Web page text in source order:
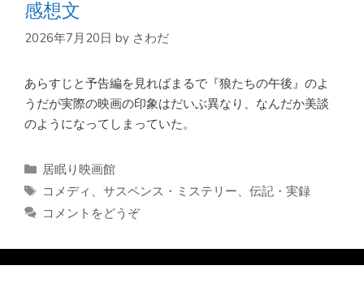
感想文
2026年7月20日 by さわだ
あらすじと予告編を見ればまるで『狼たちの午後』のよ
うだが実際の映画の印象はだいぶ異なり、なんだか美談
のようになってしまっていた。
カ
テ
リ
居眠り映画館
タ
グ
コメディ 、 サスペンス・ミステリー、 伝記・実録
コメントをどうぞ